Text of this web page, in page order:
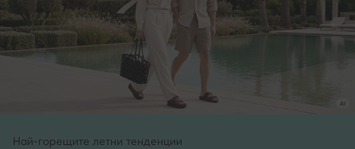
Най-горещите летни тенденции